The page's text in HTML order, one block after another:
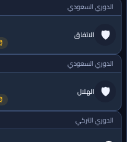
الدوري السعودي
🛡 الاتفاق
الدوري السعودي
🛡 الهلال
الدوري التركي